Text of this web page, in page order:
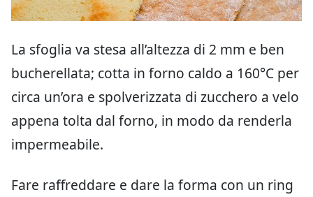
La sfoglia va stesa all’altezza di 2 mm e ben
bucherellata; cotta in forno caldo a 160°C per
circa un’ora e spolverizzata di zucchero a velo
appena tolta dal forno, in modo da renderla
impermeabile.
Fare raffreddare e dare la forma con un ring